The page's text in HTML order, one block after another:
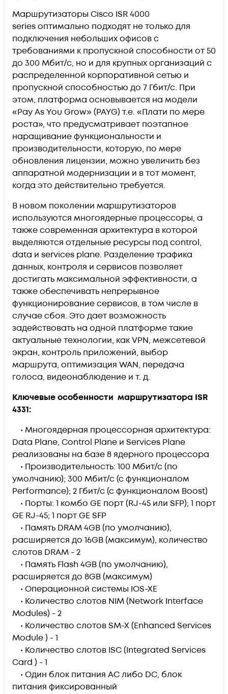
Маршрутизаторы Cisco ISR 4000
series оптимально подходят не только для
подключения небольших офисов с
требованиями к пропускной способности от 50
до 300 Мбит/с, но и для крупных организаций с
распределенной корпоративной сетью и
пропускной способностью до 7 Гбит/с. При
этом, платформа основывается на модели
«Pay As You Grow» (PAYG) т.е. «Плати по мере
роста», что предусматривает поэтапное
наращивание функциональности и
производительности, которую, по мере
обновления лицензии, можно увеличить без
аппаратной модернизации и в тот момент,
когда это действительно требуется.
В новом поколении маршрутизаторов
используются многоядерные процессоры, а
также современная архитектура в которой
выделяются отдельные ресурсы под control,
data и services plane. Разделение трафика
данных, контроля и сервисов позволяет
достигать максимальной эффективности, а
также обеспечивать непрерывное
функционирование сервисов, в том числе в
случае сбоя. Это дает возможность
задействовать на одной платформе такие
актуальные технологии, как VPN, межсетевой
экран, контроль приложений, выбор
маршрута, оптимизация WAN, передача
голоса, видеонаблюдение и т. д.
Ключевые особенности маршрутизатора ISR
4331:
• Многоядерная процессорная архитектура:
Data Plane, Control Plane и Services Plane
реализованы на базе 8 ядерного процессора
• Производительность: 100 Мбит/с (по
умолчанию); 300 Мбит/с (с функционалом
Performance); 2 Гбит/с (с функционалом Boost)
• Порты: 1 комбо GE порт (RJ-45 или SFP); 1 порт
GE RJ-45; 1 порт GE SFP
• Память DRAM 4GB (по умолчанию),
расширяется до 16GB (максимум), количество
слотов DRAM - 2
• Память Flash 4GB (по умолчанию),
расширяется до 8GB (максимум)
• Операционной системы IOS-XE
• Количество слотов NIM (Network Interface
Modules) - 2
• Количество слотов SM-X (Enhanced Services
Module ) - 1
• Количество слотов ISC (Integrated Services
Card ) - 1
• Один блок питания AC либо DC, блок
питания фиксированный